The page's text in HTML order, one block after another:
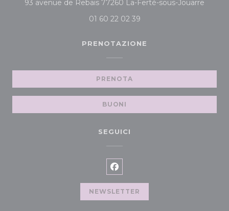
93 avenue de Rebais 77260 La-Ferté-sous-Jouarre
01 60 22 02 39
PRENOTAZIONE
PRENOTA
BUONI
SEGUICI
Facebook ((apre una
NEWSLETTER